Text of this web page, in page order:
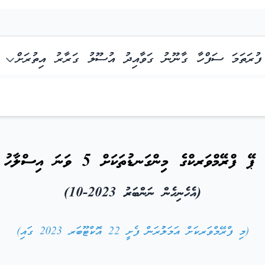
ފުރަތަމަ ސަފްހާ ގާނޫނު ގަވާއިދު އުސޫލު ގަރާރު އިތުރަށް
މިންގަނޑުތަކަށް 5 ވަނަ އިސްލާހު ގެނައުން
(އެހެނިހެން ނަންބަރު 2023-10)
(މި ފްރޭމްވަރކަށް އަމަލުުރަން ފެށީ 22 އޮކްޓޫބަރ 2023 ގައި)